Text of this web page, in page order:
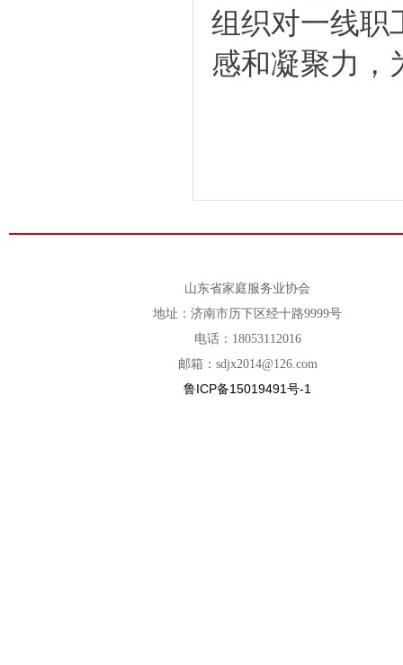
组织对一线职
感和凝聚力，
山东省家庭服务业协会
地址：济南市历下区经十路9999号
电话：18053112016
邮箱：sdjx2014@126.com
鲁ICP备15019491号-1